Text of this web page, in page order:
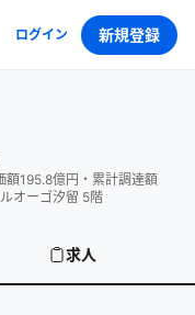
ログイン 新規登録
額195.8億円 ・ 累計調達額
オーゴ汐留 5階
求人